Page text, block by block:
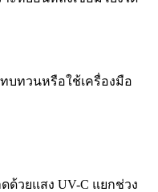
บทวนหรือใช้เครื่องมือ
ด้วยแสง UV-C แยกช่วง